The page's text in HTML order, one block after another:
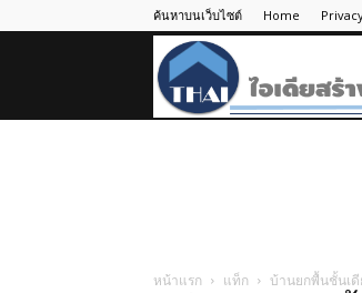
ค้นหาบนเว็บไซต์ Home
หน้าแรก แท็ก บ้านยกพื้นชั้นเดี